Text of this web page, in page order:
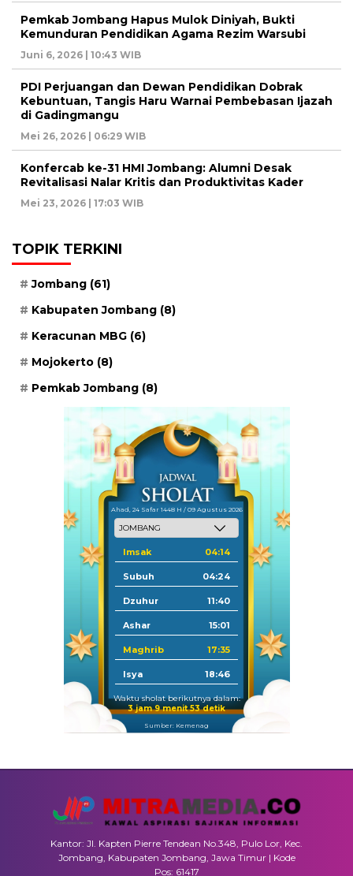
Pemkab Jombang Hapus Mulok Diniyah, Bukti
Kemunduran Pendidikan Agama Rezim Warsubi
Juni 6, 2026 | 10:43 WIB
PDI Perjuangan dan Dewan Pendidikan Dobrak
Kebuntuan, Tangis Haru Warnai Pembebasan Ijazah
di Gadingmangu
Mei 26, 2026 | 06:29 WIB
Konfercab ke-31 HMI Jombang: Alumni Desak
Revitalisasi Nalar Kritis dan Produktivitas Kader
Mei 23, 2026 | 17:03 WIB
TOPIK TERKINI
Jombang (61)
Kabupaten Jombang (8)
Keracunan MBG (6)
Mojokerto (8)
Pemkab Jombang (8)
Ahad, 24 Safar 1448 H / 09 Agustus 2026
Imsak 04:14
Subuh 04:24
Dzuhur 11:40
Ashar 15:01
Maghrib 17:35
Isya 18:46
Waktu sholat berikutnya dalam:
3 jam 9 menit 52 detik
Sumber: Kemenag
Kantor: Jl. Kapten Pierre Tendean No.348, Pulo Lor, Kec.
Jombang, Kabupaten Jombang, Jawa Timur | Kode
Pos: 61417